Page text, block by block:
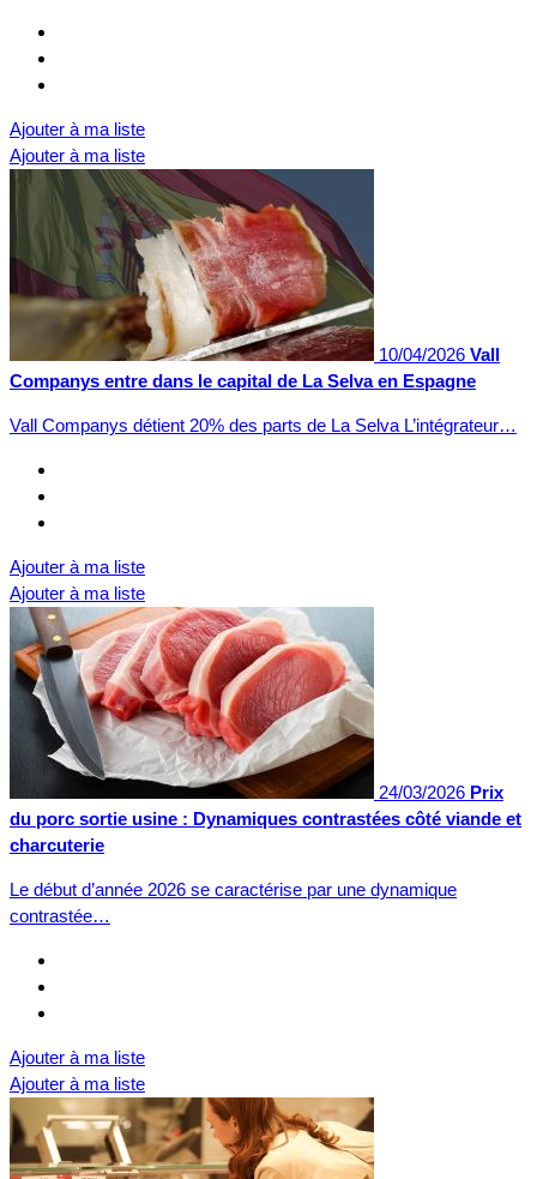
Ajouter à ma liste
Ajouter à ma liste
10/04/2026 Vall
Companys entre dans le capital de La Selva en Espagne
Vall Companys détient 20% des parts de La Selva L’intégrateur…
Ajouter à ma liste
Ajouter à ma liste
24/03/2026 Prix
du porc sortie usine : Dynamiques contrastées côté viande et
charcuterie
Le début d’année 2026 se caractérise par une dynamique
contrastée…
Ajouter à ma liste
Ajouter à ma liste